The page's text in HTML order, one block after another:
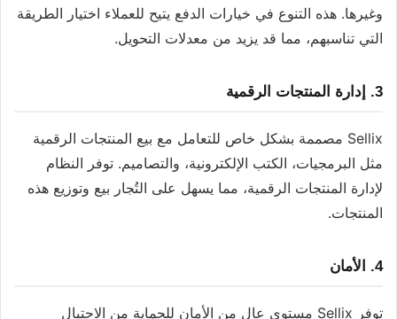
وغيرها. هذه التنوع في خيارات الدفع يتيح للعملاء اختيار الطريقة
التي تناسبهم، مما قد يزيد من معدلات التحويل.
3. إدارة المنتجات الرقمية
Sellix مصممة بشكل خاص للتعامل مع بيع المنتجات الرقمية
مثل البرمجيات، الكتب الإلكترونية، والتصاميم. توفر النظام
لإدارة المنتجات الرقمية، مما يسهل على التُجار بيع وتوزيع هذه
المنتجات.
4. الأمان
توفر Sellix مستوى عالٍ من الأمان للحماية من الاحتيال